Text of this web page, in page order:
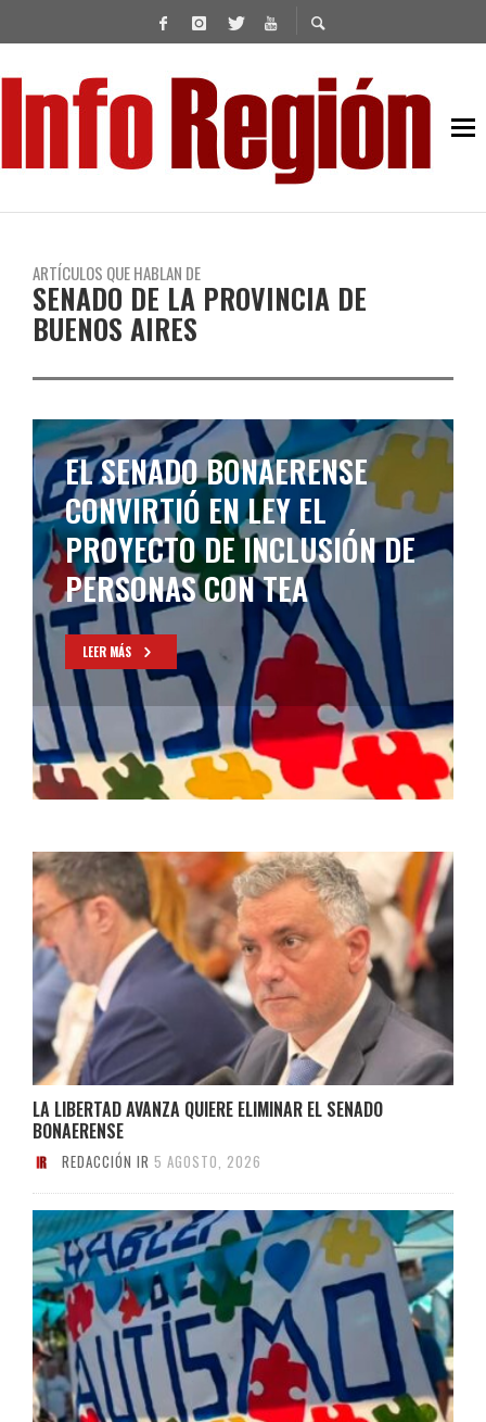
ARTÍCULOS QUE HABLAN DE
SENADO DE LA PROVINCIA DE
BUENOS AIRES
AVANZA UN PROYECTO DE
LEY PARA PROHIBIR
CANDIDATURAS DE
DEUDORES ALIMENTARIOS
LEER MÁS
LA LIBERTAD AVANZA QUIERE ELIMINAR EL SENADO
BONAERENSE
REDACCIÓN IR 5 AGOSTO, 2026